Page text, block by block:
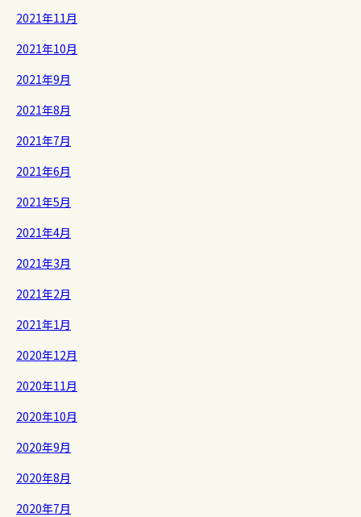
2021年11月
2021年10月
2021年9月
2021年8月
2021年7月
2021年6月
2021年5月
2021年4月
2021年3月
2021年2月
2021年1月
2020年12月
2020年11月
2020年10月
2020年9月
2020年8月
2020年7月